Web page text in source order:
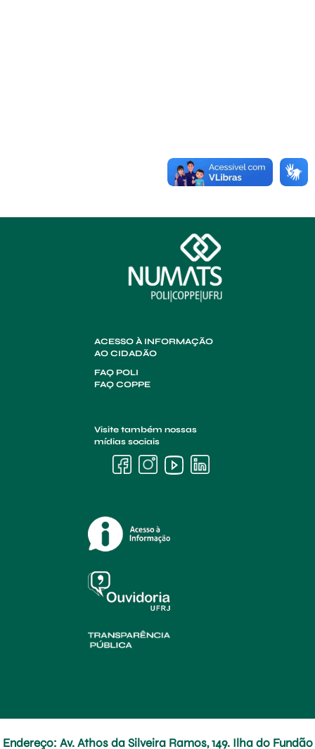
ACESSO À INFORMAÇÃO
AO CIDADÃO
FAQ POLI
FAQ COPPE
Visite também nossas
mídias sociais
Endereço: Av. Athos da Silveira Ramos, 149. Ilha do Fundão